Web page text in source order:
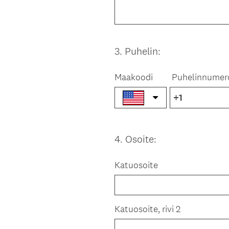
Question
3. Puhelin:
Maakoodi
Question
4. Osoite:
Katuosoite
Katuosoite, rivi 2